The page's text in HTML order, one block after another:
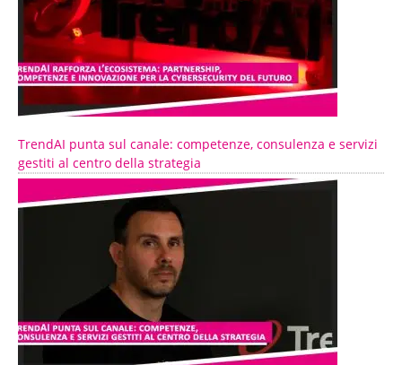
TrendAI punta sul canale: competenze, consulenza e servizi
gestiti al centro della strategia